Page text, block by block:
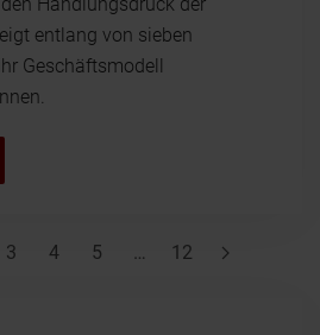
entlang von sieben
Geschäftsmodell
3 4 5 … 12